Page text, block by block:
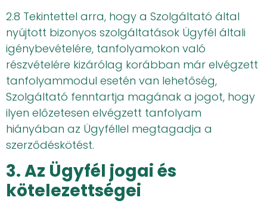
2.8 Tekintettel arra, hogy a Szolgáltató által
nyújtott bizonyos szolgáltatások Ügyfél általi
igénybevételére, tanfolyamokon való
részvételére kizárólag korábban már elvégzett
tanfolyammodul esetén van lehetőség,
Szolgáltató fenntartja magának a jogot, hogy
ilyen előzetesen elvégzett tanfolyam
hiányában az Ügyféllel megtagadja a
szerződéskötést.
3. Az Ügyfél jogai és
kötelezettségei